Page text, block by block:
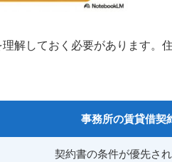
解しておく必要があります。
事務所の賃貸借契
契約書の条件が優先さ